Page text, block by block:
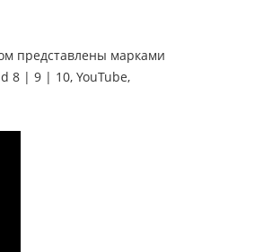
представлены марками
8 | 9 | 10, YouTube,